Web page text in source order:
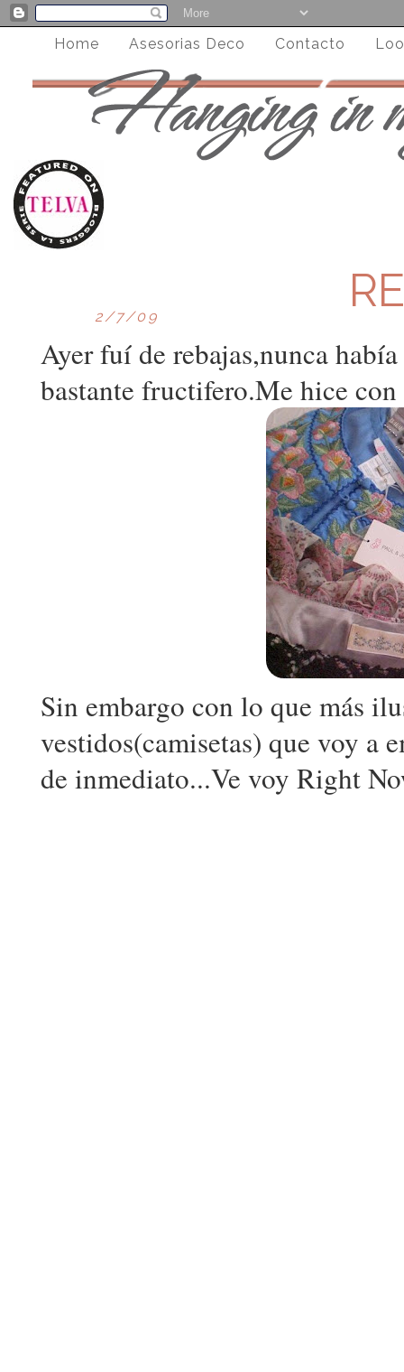
Home Asesorias Deco Contacto
2/7/09
Ayer fuí de rebajas,nunca
bastante fructifero.Me hice
Sin embargo con lo que más
vestidos(camisetas) que voy a
de inmediato...Ve voy Right